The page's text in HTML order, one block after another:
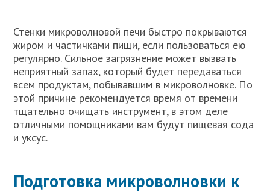
Стенки микроволновой печи быстро покрываются
жиром и частичками пищи, если пользоваться ею
регулярно. Сильное загрязнение может вызвать
неприятный запах, который будет передаваться
всем продуктам, побывавшим в микроволновке. По
этой причине рекомендуется время от времени
тщательно очищать инструмент, в этом деле
отличными помощниками вам будут пищевая сода
и уксус.
Подготовка микроволновки к